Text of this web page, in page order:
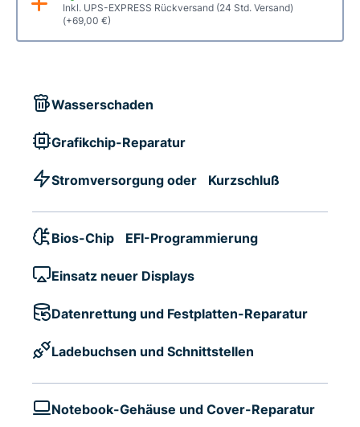
Inkl. UPS-EXPRESS Rückversand (24 Std. Versand)
(+69,00 €)
Wasserschaden
Grafikchip-Reparatur
Stromversorgung oder Kurzschluß
Bios-Chip EFI-Programmierung
Einsatz neuer Displays
Datenrettung und Festplatten-Reparatur
Ladebuchsen und Schnittstellen
Notebook-Gehäuse und Cover-Reparatur